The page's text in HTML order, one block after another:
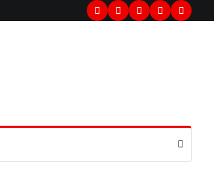
TwitterFacebookLinkedInInstagramyoutube